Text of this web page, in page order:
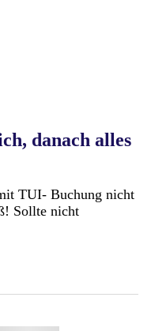
danach alles
TUI- Buchung nicht
Sollte nicht